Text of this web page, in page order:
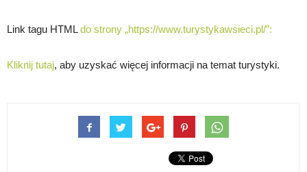
Link tagu HTMLdo strony „https://www.turystykawsieci.pl/”:
Kliknij tutaj, aby uzyskać więcej informacji na temat turystyki.